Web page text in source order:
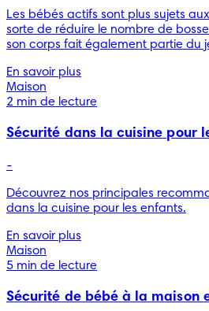
Les bébés actifs sont plus sujets
sorte de réduire le nombre de
son corps fait également partie du
En savoir plus
Maison
2 min de lecture
Sécurité dans la cuisine pour
-
Découvrez nos principales
dans la cuisine pour les enfants.
En savoir plus
Maison
5 min de lecture
Sécurité de bébé à la maison